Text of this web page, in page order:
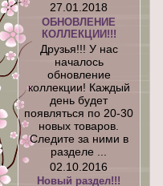
27.01.2018
ОБНОВЛЕНИЕ
КОЛЛЕКЦИИ!!!
Друзья!!! У нас
началось
обновление
коллекции! Каждый
день будет
появляться по 20-30
новых товаров.
Следите за ними в
разделе ...
02.10.2016
Новый раздел!!!